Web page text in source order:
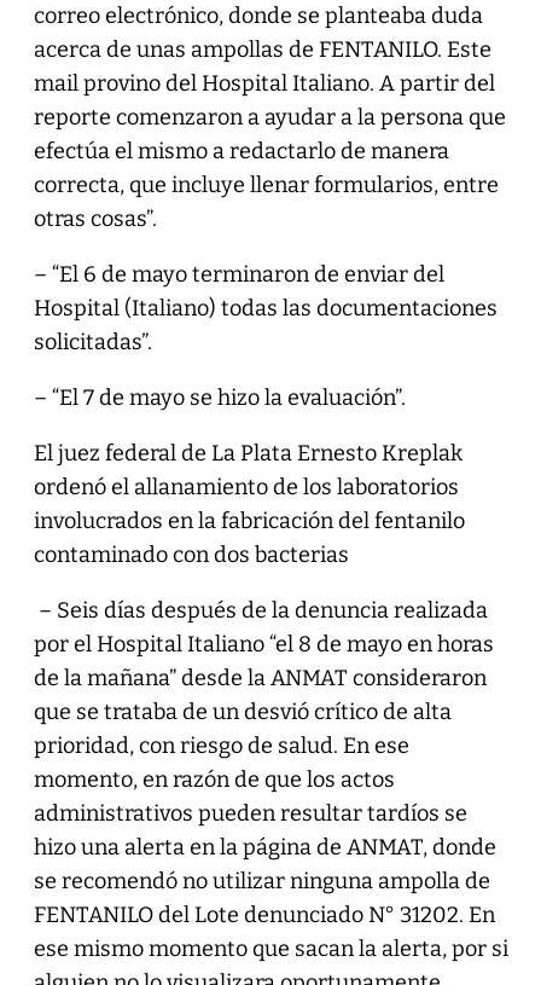
correo electrónico, donde se planteaba duda
acerca de unas ampollas de FENTANILO. Este
mail provino del Hospital Italiano. A partir del
reporte comenzaron a ayudar a la persona que
efectúa el mismo a redactarlo de manera
correcta, que incluye llenar formularios, entre
otras cosas”.
– “El 6 de mayo terminaron de enviar del
Hospital (Italiano) todas las documentaciones
solicitadas”.
– “El 7 de mayo se hizo la evaluación”.
El juez federal de La Plata Ernesto Kreplak
ordenó el allanamiento de los laboratorios
involucrados en la fabricación del fentanilo
contaminado con dos bacterias
– Seis días después de la denuncia realizada
por el Hospital Italiano “el 8 de mayo en horas
de la mañana” desde la ANMAT consideraron
que se trataba de un desvió crítico de alta
prioridad, con riesgo de salud. En ese
momento, en razón de que los actos
administrativos pueden resultar tardíos se
hizo una alerta en la página de ANMAT, donde
se recomendó no utilizar ninguna ampolla de
FENTANILO del Lote denunciado N° 31202. En
ese mismo momento que sacan la alerta, por si